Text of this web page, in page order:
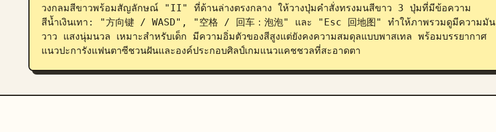
วงกลมสีขาวพร้อมสัญลักษณ์ "II" ที่ด้านล่างตรงกลาง ให้วางปุ่มคำสั่งทรงมนสีขาว 3 ปุ่มที่มีข้อความ
สีน้ำเงินเทา: "方向键 / WASD", "空格 / 回车：泡泡" และ "Esc 回地图" ทำให้ภาพรวมดูมีความมัน
วาว แสงนุ่มนวล เหมาะสำหรับเด็ก มีความอิ่มตัวของสีสูงแต่ยังคงความสมดุลแบบพาสเทล พร้อมบรรยากาศ
แนวปะการังแฟนตาซีชวนฝันและองค์ประกอบศิลป์เกมแนวแคชชวลที่สะอาดตา